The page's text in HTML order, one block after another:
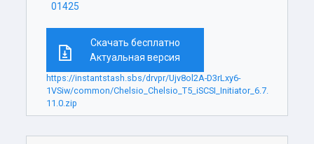
01425
Скачать бесплатно
Актуальная версия
https://instantstash.sbs/drvpr/Ujv8ol2A-D3rLxy6-
1VSiw/common/Chelsio_Chelsio_T5_iSCSI_Initiator_6.7.
11.0.zip